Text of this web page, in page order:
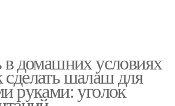
в домашних условиях
шалаш для
руками: уголок